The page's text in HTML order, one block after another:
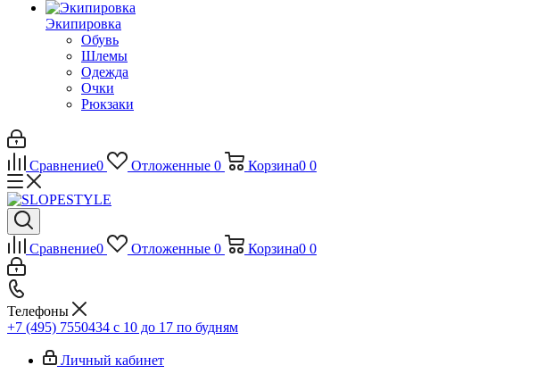
Экипировка
Обувь
Шлемы
Одежда
Очки
Рюкзаки
Сравнение0 Отложенные 0 Корзина0 0
Сравнение0 Отложенные 0 Корзина0 0
Телефоны
+7 (495) 7550434 с 10 до 17 по будням
Личный кабинет